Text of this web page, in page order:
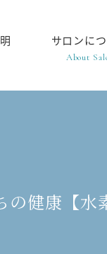
サロンに
About
健康【水